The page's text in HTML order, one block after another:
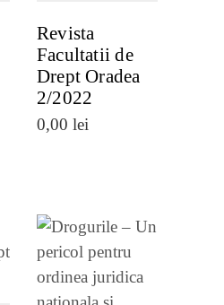
Revista
Facultatii de
Drept Oradea
2/2022
0,00 lei